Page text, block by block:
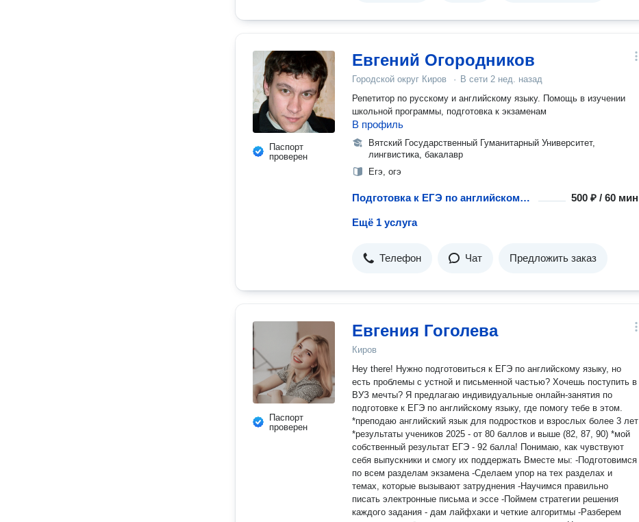
Паспорт
проверен
Евгений Огородников
Городской округ Киров · В сети 2 нед. назад
Репетитор по русскому и английскому языку. Помощь в изучении
школьной программы, подготовка к экзаменам
В профиль
Вятский Государственный Гуманитарный Университет,
лингвистика, бакалавр
Егэ, огэ
Подготовка к ЕГЭ по английскому языку 500 ₽ / 60 мин
Ещё 1 услуга
Телефон Чат Предложить заказ
Паспорт
проверен
Евгения Гоголева
Киров
Hey there! Нужно подготовиться к ЕГЭ по английскому языку, но
есть проблемы с устной и письменной частью? Хочешь поступить в
ВУЗ мечты? Я предлагаю индивидуальные онлайн-занятия по
подготовке к ЕГЭ по английскому языку, где помогу тебе в этом.
*преподаю английский язык для подростков и взрослых более 3 лет
*результаты учеников 2025 - от 80 баллов и выше (82, 87, 90) *мой
собственный результат ЕГЭ - 92 балла! Понимаю, как чувствуют
себя выпускники и смогу их поддержать Вместе мы: -Подготовимся
по всем разделам экзамена -Сделаем упор на тех разделах и
темах, которые вызывают затруднения -Научимся правильно
писать электронные письма и эссе -Поймем стратегии решения
каждого задания - дам лайфхаки и четкие алгоритмы -Разберем